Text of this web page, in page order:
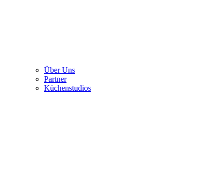
Über Uns
Partner
Küchenstudios